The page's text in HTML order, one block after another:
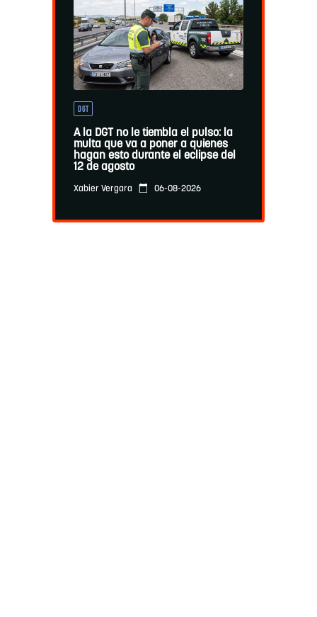
DGT
A la DGT no le tiembla el pulso: la
multa que va a poner a quienes
hagan esto durante el eclipse del
12 de agosto
Xabier Vergara 06-08-2026